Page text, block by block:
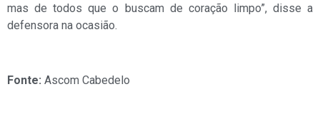
mas de todos que o buscam de coração limpo”, disse a
defensora na ocasião.
Fonte: Ascom Cabedelo